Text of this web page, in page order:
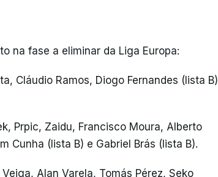
na fase a eliminar da Liga Europa:
Cláudio Ramos, Diogo Fernandes (lista B)
Prpic, Zaidu, Francisco Moura, Alberto
Cunha (lista B) e Gabriel Brás (lista B).
Alan Varela, Tomás Pérez, Seko